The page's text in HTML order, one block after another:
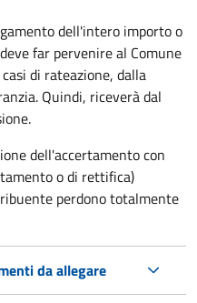
dell'intero importo o
far pervenire al Comune
di rateazione, dalla
Quindi, riceverà dal
dell'accertamento con
o di rettifica)
perdono totalmente
da allegare